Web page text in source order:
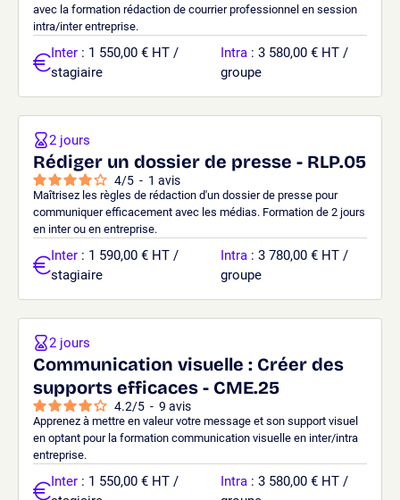
avec la formation rédaction de courrier professionnel en session
intra/inter entreprise.
Inter : 1 550,00 € HT /
stagiaire
Intra : 3 580,00 € HT /
groupe
Rédiger un dossier de presse - RLP.05
4/5 - 1 avis
Maîtrisez les règles de rédaction d'un dossier de presse pour
communiquer efficacement avec les médias. Formation de 2 jours
en inter ou en entreprise.
2 jours
Inter : 1 590,00 € HT /
stagiaire
Intra : 3 780,00 € HT /
groupe
Communication visuelle : Créer des
supports efficaces - CME.25
4.2/5 - 9 avis
Apprenez à mettre en valeur votre message et son support visuel
en optant pour la formation communication visuelle en inter/intra
entreprise.
2 jours
Inter : 1 550,00 € HT /
Intra : 3 580,00 € HT /